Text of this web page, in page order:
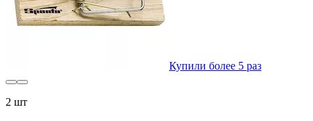
Купили более 5 раз
2 шт